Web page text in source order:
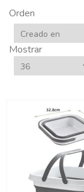
Orden
Mostrar